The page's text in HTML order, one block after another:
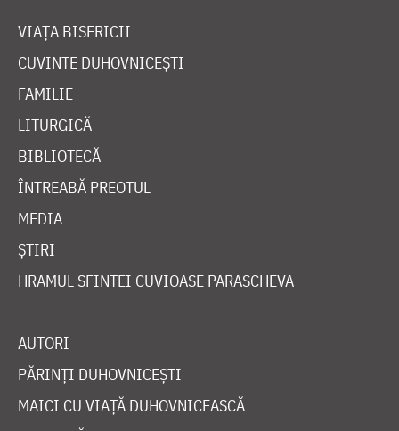
VIAȚA BISERICII
CUVINTE DUHOVNICEȘTI
FAMILIE
LITURGICĂ
BIBLIOTECĂ
ÎNTREABĂ PREOTUL
MEDIA
ȘTIRI
HRAMUL SFINTEI CUVIOASE PARASCHEVA
AUTORI
PĂRINȚI DUHOVNICEȘTI
MAICI CU VIAȚĂ DUHOVNICEASCĂ